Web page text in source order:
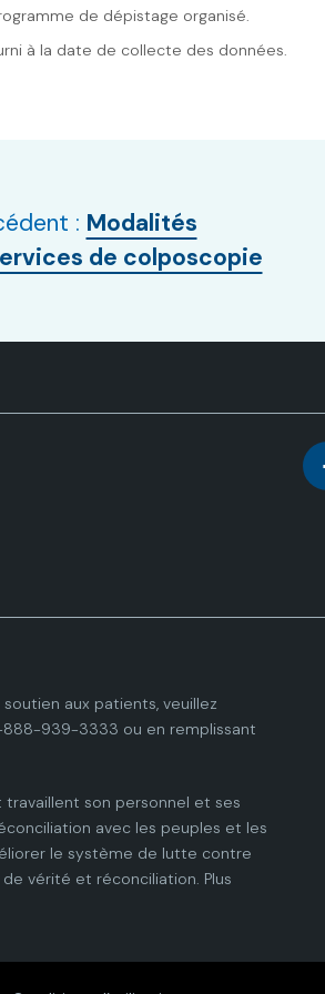
de dépistage organisé.
à la date de collecte des données.
: Modalités
de colposcopie
aux patients, veuillez
888-939-3333 ou en remplissant
son personnel et ses
avec les peuples et les
le système de lutte contre
vérité et réconciliation. Plus